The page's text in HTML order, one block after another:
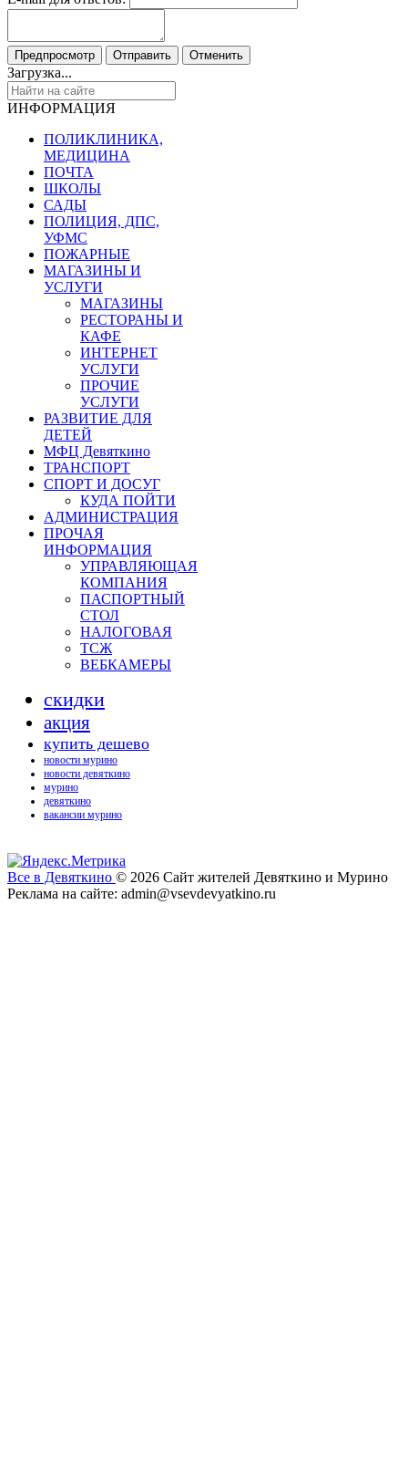
Загрузка...
ИНФОРМАЦИЯ
ПОЛИКЛИНИКА,
МЕДИЦИНА
ПОЧТА
ШКОЛЫ
САДЫ
ПОЛИЦИЯ, ДПС,
УФМС
ПОЖАРНЫЕ
МАГАЗИНЫ И
УСЛУГИ
МАГАЗИНЫ
РЕСТОРАНЫ И
КАФЕ
ИНТЕРНЕТ
УСЛУГИ
ПРОЧИЕ
УСЛУГИ
РАЗВИТИЕ ДЛЯ
ДЕТЕЙ
МФЦ Девяткино
ТРАНСПОРТ
СПОРТ И ДОСУГ
КУДА ПОЙТИ
АДМИНИСТРАЦИЯ
ПРОЧАЯ
ИНФОРМАЦИЯ
УПРАВЛЯЮЩАЯ
КОМПАНИЯ
ПАСПОРТНЫЙ
СТОЛ
НАЛОГОВАЯ
ТСЖ
ВЕБКАМЕРЫ
скидки
акция
купить дешево
новости мурино
новости девяткино
мурино
девяткино
вакансии мурино
Все в Девяткино © 2026 Сайт жителей Девяткино и Мурино
Реклама на сайте: admin@vsevdevyatkino.ru